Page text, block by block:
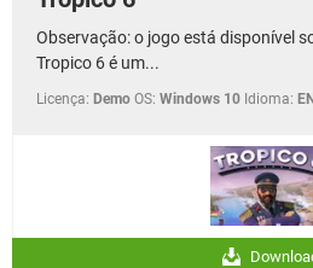
Observação: o jogo está disponível
Tropico 6 é um...
Licença: Demo OS: Windows 10 Idioma: